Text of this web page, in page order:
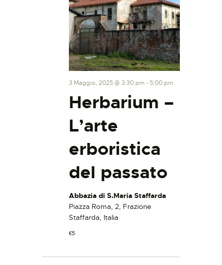
Herbarium –
L’arte
erboristica
del passato
3 Maggio, 2025 @ 3:30 pm - 5:00 pm
Abbazia di S.Maria Staffarda
Piazza Roma, 2, Frazione
Staffarda, Italia
€5